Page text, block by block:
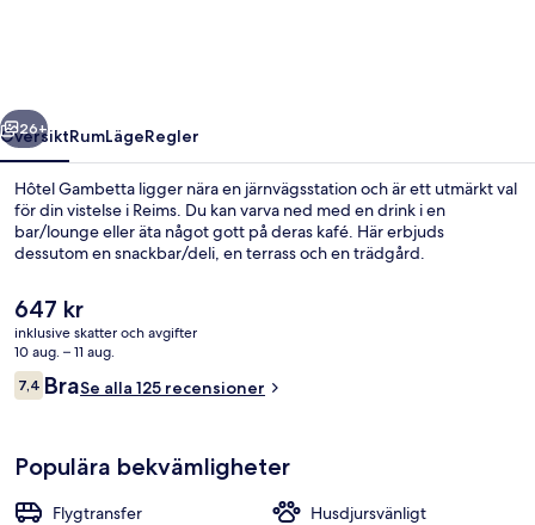
Exteriör
Nästa
26+
ÖversiktRumLägeRegler
Hôtel Gambetta ligger nära en järnvägsstation och är ett utmärkt val
för din vistelse i Reims. Du kan varva ned med en drink i en
bar/lounge eller äta något gott på deras kafé. Här erbjuds
dessutom en snackbar/deli, en terrass och en trädgård.
Det
nuvarande
priset
är
647 kr
647 kr
inklusive skatter och avgifter
10 aug. – 11 aug.
Recensioner
7,47,4 av 10,
BraSe alla 125 recensioner
Populära bekvämligheter
Flygtransfer
Husdjursvänligt